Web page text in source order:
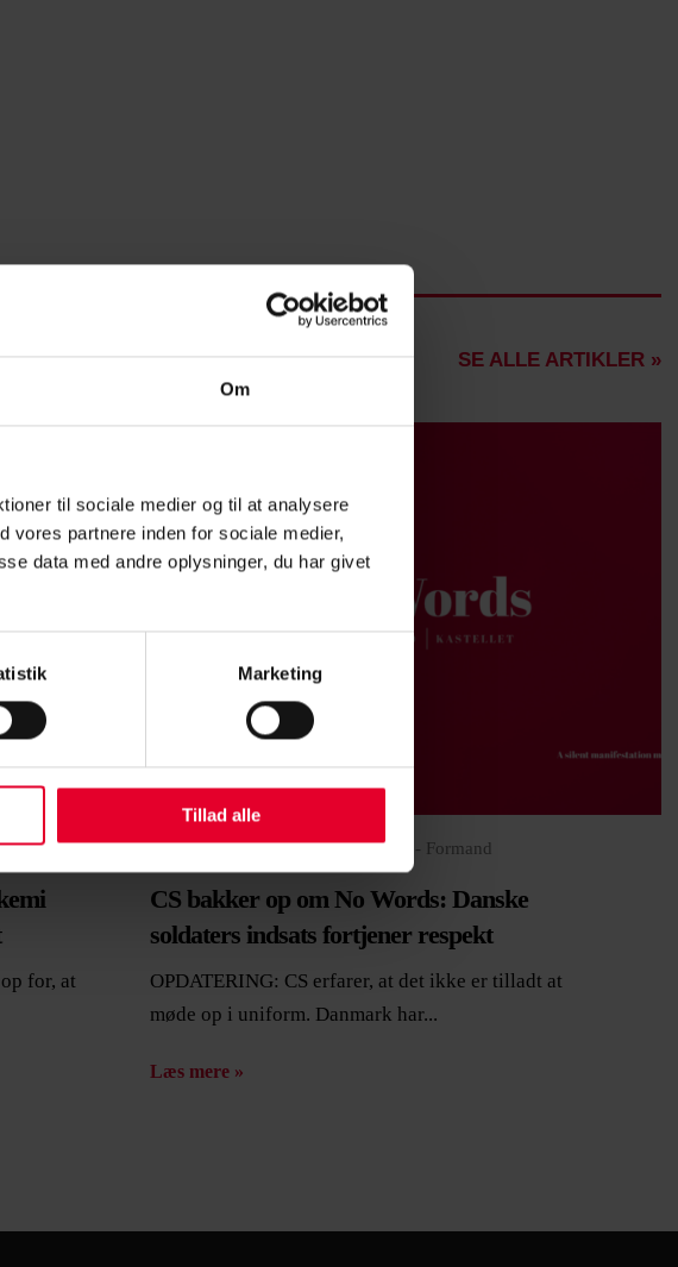
Om
til sociale medier og til at analysere
vores partnere inden for sociale medier,
data med andre oplysninger, du har givet
Marketing
Tillad alle
SE ALLE ARTIKLER »
for, at
28. januar 2026 |Jesper K. Hansen - Formand
CS bakker op om No Words: Danske
soldaters indsats fortjener respekt
OPDATERING: CS erfarer, at det ikke er tilladt at
møde op i uniform. Danmark har...
Læs mere »